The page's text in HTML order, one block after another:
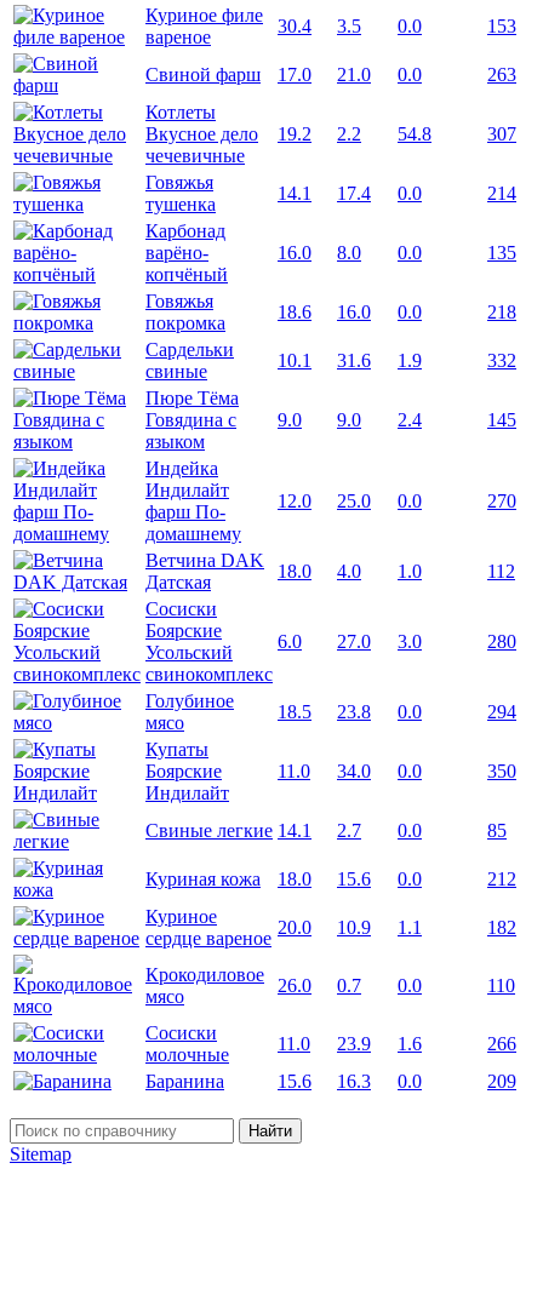
Куриное филе
вареное
30.4 3.5 0.0 153
Свиной фарш 17.0 21.0 0.0
263
Котлеты
Вкусное дело
чечевичные
19.2 2.2 54.8 307
Говяжья
тушенка
14.1 17.4 0.0
214
Карбонад
варёно-
копчёный
16.0 8.0 0.0 135
Говяжья
покромка
18.6 16.0 0.0
218
Сардельки
свиные
10.1 31.6 1.9
332
Пюре Тёма
Говядина с
языком
9.0 9.0 2.4 145
Индейка
Индилайт
фарш По-
домашнему
12.0 25.0 0.0 270
Ветчина DAK
Датская
18.0 4.0 1.0
112
Сосиски
Боярские
Усольский
свинокомплекс
6.0 27.0 3.0 280
Голубиное
мясо
18.5 23.8 0.0
294
Купаты
Боярские
Индилайт
11.0 34.0 0.0 350
Свиные легкие 14.1 2.7 0.0 85
Куриная кожа 18.0 15.6 0.0
212
Куриное
сердце вареное
20.0 10.9 1.1 182
Крокодиловое
мясо
26.0 0.7 0.0 110
Сосиски
молочные
11.0 23.9 1.6
266
Баранина
15.6 16.3 0.0 209
Найти
Sitemap